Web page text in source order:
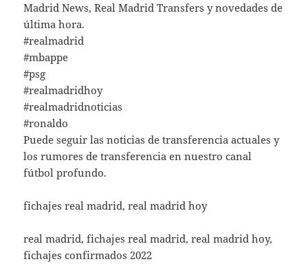
Madrid News, Real Madrid Transfers y novedades de
última hora.
#realmadrid
#mbappe
#psg
#realmadridhoy
#realmadridnoticias
#ronaldo
Puede seguir las noticias de transferencia actuales y
los rumores de transferencia en nuestro canal
fútbol profundo.
fichajes real madrid, real madrid hoy
real madrid, fichajes real madrid, real madrid hoy,
fichajes confirmados 2022